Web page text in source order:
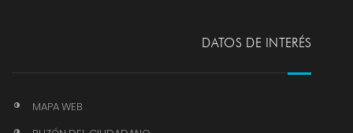
DATOS DE INTERÉS
MAPA WEB